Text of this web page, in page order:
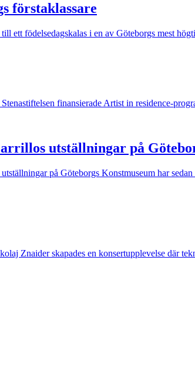
förstaklassare
ett födelsedagskalas i en av Göteborgs mest
finansierade Artist in residence-
utställningar på
på Göteborgs Konstmuseum har
Znaider skapades en konsertupplevelse där